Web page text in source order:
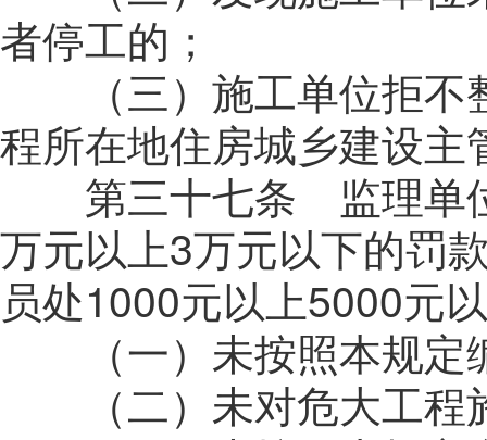
者停工的；
（三）施工单位拒不
程所在地住房城乡建设主
第三十七条 监理单位
万元以上3万元以下的罚
员处1000元以上5000元
（一）未按照本规定
（二）未对危大工程